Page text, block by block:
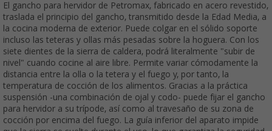
El gancho para hervidor de Petromax, fabricado en acero revestido,
traslada el principio del gancho, transmitido desde la Edad Media, a
la cocina moderna de exterior. Puede colgar en el sólido soporte
incluso las teteras y ollas más pesadas sobre la hoguera. Con los
siete dientes de la sierra de caldera, podrá literalmente "subir de
nivel" cuando cocine al aire libre. Permite variar cómodamente la
distancia entre la olla o la tetera y el fuego y, por tanto, la
temperatura de cocción de los alimentos. Gracias a la práctica
suspensión -una combinación de ojal y codo- puede fijar el gancho
para hervidor a su trípode, así como al travesaño de su zona de
cocción por encima del fuego. La guía inferior del aparato impide